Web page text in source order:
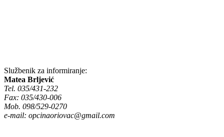
Službenik za informiranje:
Matea Brljević
Tel. 035/431-232
Fax: 035/430-006
Mob. 098/529-0270
e-mail: opcinaoriovac@gmail.com